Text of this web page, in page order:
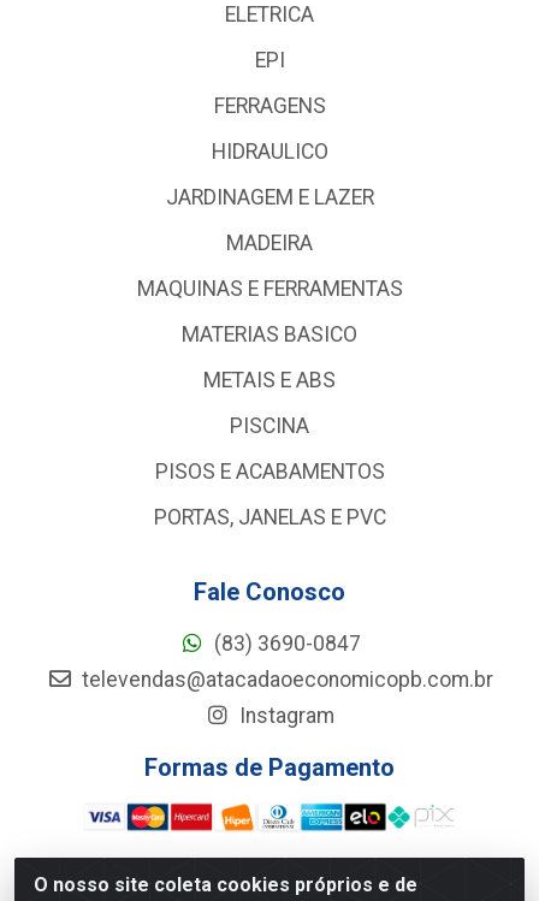
O nosso site coleta cookies próprios e de
ELETRICA
EPI
FERRAGENS
HIDRAULICO
JARDINAGEM E LAZER
MADEIRA
MAQUINAS E FERRAMENTAS
MATERIAS BASICO
METAIS E ABS
PISCINA
PISOS E ACABAMENTOS
PORTAS, JANELAS E PVC
Fale Conosco
(83) 3690-0847
televendas@atacadaoeconomicopb.com.br
Instagram
Formas de Pagamento